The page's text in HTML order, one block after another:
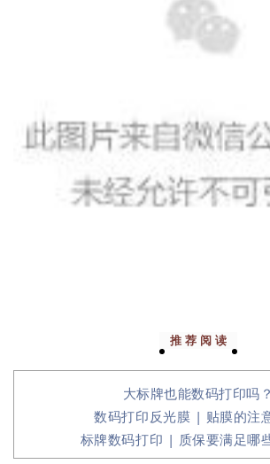
推 荐 阅 读
大标牌也能数码打印吗？
数码打印反光膜 | 贴膜的注
标牌数码打印 | 质保要满足哪